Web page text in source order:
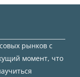
рынков с
момент, что